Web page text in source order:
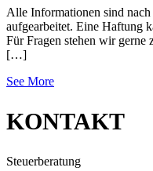
Alle Informationen sind nach
aufgearbeitet. Eine Haftung
Für Fragen stehen wir gerne
[…]
See More
KONTAKT
Steuerberatung